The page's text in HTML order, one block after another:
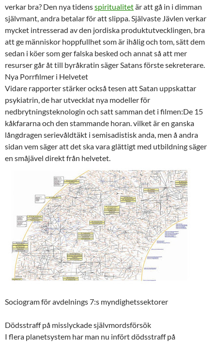
verkar bra? Den nya tidensspiritualitetär att gå in i dimman
självmant, andra betalar för att slippa. Självaste Jävlen verkar
mycket intresserad av den jordiska produktutvecklingen, bra
att ge människor hoppfullhet som är ihålig och tom, sätt dem
sedan i köer som ger falska besked och annat så att mer
resurser går åt till byråkratin säger Satans förste sekreterare.
Nya Porrfilmer i Helvetet
Vidare rapporter stärker också tesen att Satan uppskattar
psykiatrin, de har utvecklat nya modeller för
nedbrytningsteknologin och satt samman det i filmen:De 15
kåkfararna och den stammande horan. vilket är en ganska
långdragen serievåldtäkt i semisadistisk anda, men å andra
sidan vem säger att det ska vara glättigt med utbildning säger
en småjävel direkt från helvetet.
Sociogram för avdelnings 7:s myndighetssektorer
Dödsstraff på misslyckade självmordsförsök
I flera planetsystem har man nu infört dödsstraff på